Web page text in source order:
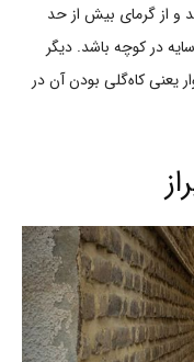
و از گرمای بیش از حد
در کوچه باشد. دیگر
یعنی کاه‌گلی بودن آن در